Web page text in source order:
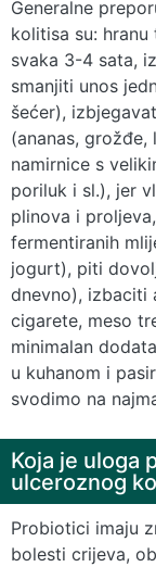
Generalne
kolitisa su:
svaka 3-4 sata,
smanjiti unos
šećer),
(ananas,
namirnice s
poriluk i sl.), jer
plinova i
fermentiranih
jogurt), piti
dnevno), izbaciti
cigarete, meso
minimalan
u kuhanom i
svodimo na
Koja je uloga
ulceroznog
Probiotici imaju
bolesti crijeva,